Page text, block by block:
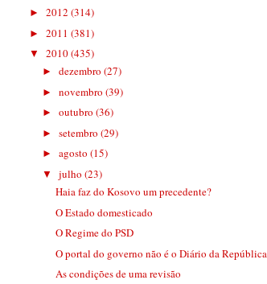
►2012(314)
►2011(381)
▼2010(435)
►dezembro(27)
►novembro(39)
►outubro(36)
►setembro(29)
►agosto(15)
▼julho(23)
Haia faz do Kosovo um precedente?
O Estado domesticado
O Regime do PSD
O portal do governo não é o Diário da República
As condições de uma revisão